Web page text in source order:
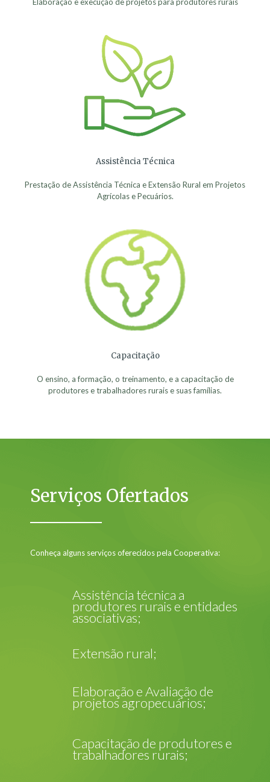
Assistência Técnica
Prestação de Assistência Técnica e Extensão Rural em Projetos
Agrícolas e Pecuários.
Capacitação
O ensino, a formação, o treinamento, e a capacitação de
produtores e trabalhadores rurais e suas famílias.
Serviços Ofertados
Conheça alguns serviços oferecidos pela Cooperativa:
Assistência técnica a
produtores rurais e entidades
associativas;
Extensão rural;
Elaboração e Avaliação de
projetos agropecuários;
Capacitação de produtores e
trabalhadores rurais;